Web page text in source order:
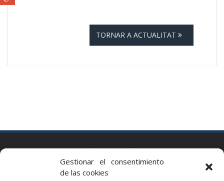
Gestionar el consentimiento
de las cookies
TORNAR A ACTUALITAT
Via Augusta 2 bis, 3º, 08006 Barcelona